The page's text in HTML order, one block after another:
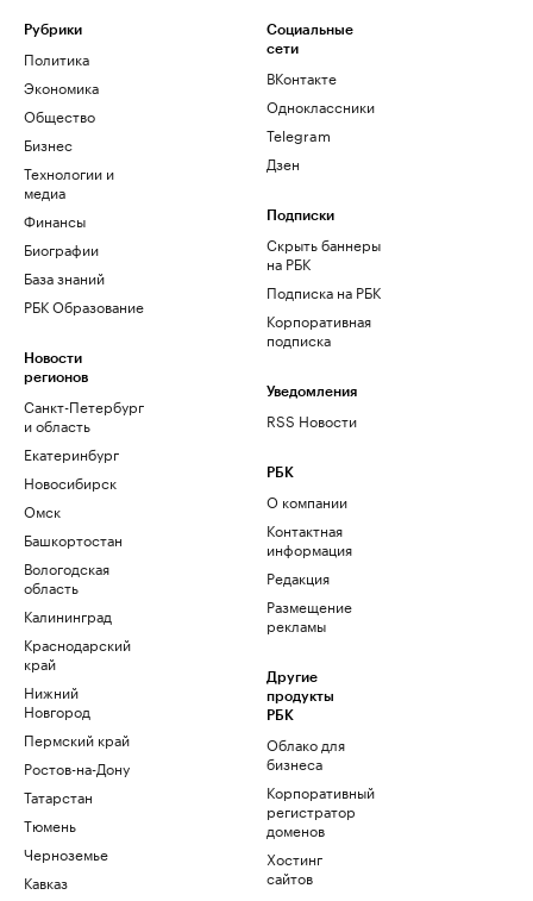
Рубрики
Политика
Экономика
Общество
Бизнес
Технологии и
медиа
Финансы
Биографии
База знаний
РБК Образование
Новости
регионов
Санкт-Петербург
и область
Екатеринбург
Новосибирск
Омск
Башкортостан
Вологодская
область
Калининград
Краснодарский
край
Нижний
Новгород
Пермский край
Ростов-на-Дону
Татарстан
Тюмень
Черноземье
Кавказ
Социальные
сети
ВКонтакте
Одноклассники
Telegram
Дзен
Подписки
Скрыть баннеры
на РБК
Подписка на РБК
Корпоративная
подписка
Уведомления
RSS Новости
РБК
О компании
Контактная
информация
Редакция
Размещение
рекламы
Другие
продукты
РБК
Облако для
бизнеса
Корпоративный
регистратор
доменов
Хостинг
сайтов